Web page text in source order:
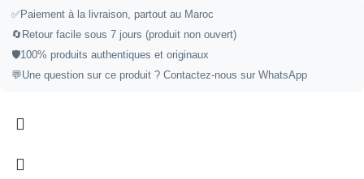
✅Paiement à la livraison, partout au Maroc
🔄Retour facile sous 7 jours (produit non ouvert)
🛡️100% produits authentiques et originaux
💬Une question sur ce produit ? Contactez-nous sur WhatsApp